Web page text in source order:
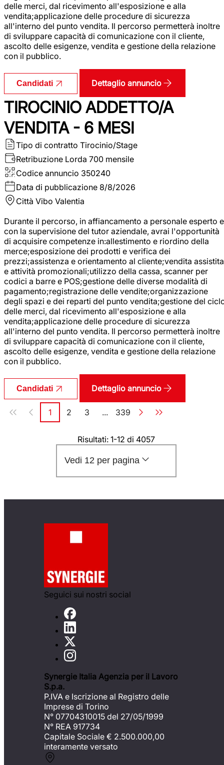
delle merci, dal ricevimento all'esposizione e alla
vendita;applicazione delle procedure di sicurezza
all'interno del punto vendita. Il percorso permetterà inoltre
di sviluppare capacità di comunicazione con il cliente,
ascolto delle esigenze, vendita e gestione della relazione
con il pubblico.
Candidati Dettaglio annuncio
TIROCINIO ADDETTO/A
VENDITA - 6 MESI
Tipo di contratto Tirocinio/Stage
Retribuzione Lorda 700 mensile
Codice annuncio 350240
Data di pubblicazione 8/8/2026
Città Vibo Valentia
Durante il percorso, in affiancamento a personale esperto e
con la supervisione del tutor aziendale, avrai l'opportunità
di acquisire competenze in:allestimento e riordino della
merce;esposizione dei prodotti e verifica dei
prezzi;assistenza e orientamento al cliente;vendita assistita
e attività promozionali;utilizzo della cassa, scanner per
codici a barre e POS;gestione delle diverse modalità di
pagamento;registrazione delle vendite;organizzazione
degli spazi e dei reparti del punto vendita;gestione del
delle merci, dal ricevimento all'esposizione e alla
vendita;applicazione delle procedure di sicurezza
all'interno del punto vendita. Il percorso permetterà inoltre
di sviluppare capacità di comunicazione con il cliente,
ascolto delle esigenze, vendita e gestione della relazione
con il pubblico.
Candidati Dettaglio annuncio
Paginazione
Pagina
1 Pagina
2 Pagina
3 ... Pagina
339
Risultati: 1-12 di 4057
Vedi 12 per pagina
Seguici sui nostri social
Synergie Italia Agenzia per il Lavoro
S.p.a.
P.IVA e Iscrizione al Registro delle
Imprese di Torino
N° 07704310015 del 27/05/1999
N° REA 917734
Capitale Sociale € 2.500.000,00
interamente versato